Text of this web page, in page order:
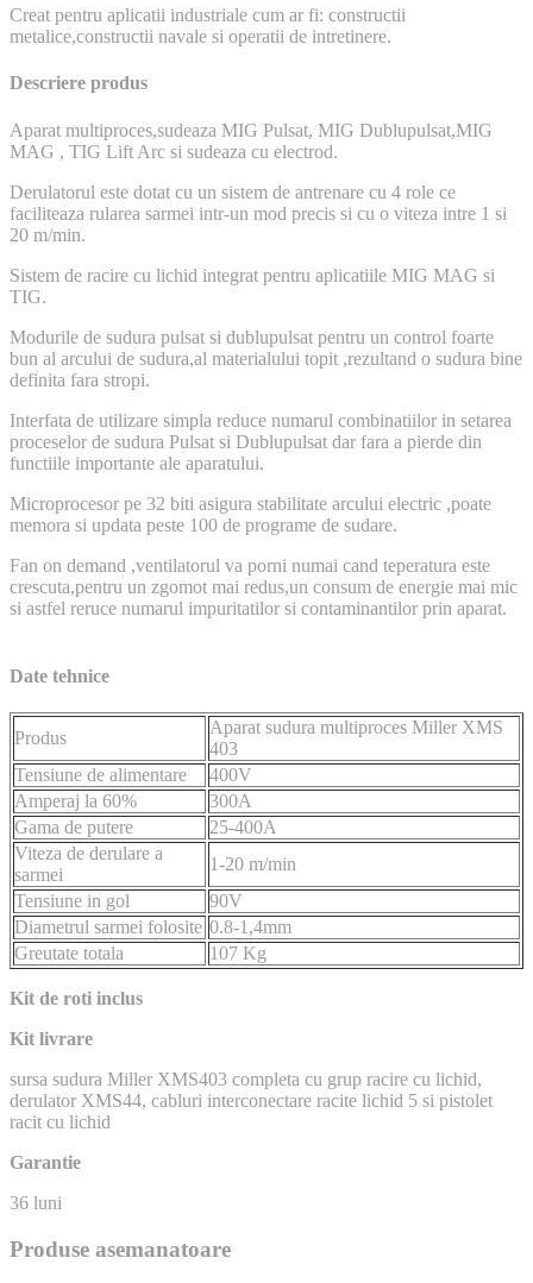
Creat pentru aplicatii industriale cum ar fi: constructii
metalice,constructii navale si operatii de intretinere.
Descriere produs
Aparat multiproces,sudeaza MIG Pulsat, MIG Dublupulsat,MIG
MAG , TIG Lift Arc si sudeaza cu electrod.
Derulatorul este dotat cu un sistem de antrenare cu 4 role ce
faciliteaza rularea sarmei intr-un mod precis si cu o viteza intre 1 si
20 m/min.
Sistem de racire cu lichid integrat pentru aplicatiile MIG MAG si
TIG.
Modurile de sudura pulsat si dublupulsat pentru un control foarte
bun al arcului de sudura,al materialului topit ,rezultand o sudura bine
definita fara stropi.
Interfata de utilizare simpla reduce numarul combinatiilor in setarea
proceselor de sudura Pulsat si Dublupulsat dar fara a pierde din
functiile importante ale aparatului.
Microprocesor pe 32 biti asigura stabilitate arcului electric ,poate
memora si updata peste 100 de programe de sudare.
Fan on demand ,ventilatorul va porni numai cand teperatura este
crescuta,pentru un zgomot mai redus,un consum de energie mai mic
si astfel reruce numarul impuritatilor si contaminantilor prin aparat.
Date tehnice
Produs
Aparat sudura multiproces Miller XMS
403
Tensiune de alimentare
400V
Amperaj la 60%
300A
Gama de putere
25-400A
Viteza de derulare a
sarmei
1-20 m/min
Tensiune in gol
90V
Diametrul sarmei folosite 0.8-1,4mm
Greutate totala
107 Kg
Kit de roti inclus
Kit livrare
sursa sudura Miller XMS403 completa cu grup racire cu lichid,
derulator XMS44, cabluri interconectare racite lichid 5 si pistolet
racit cu lichid
Garantie
36 luni
Produse asemanatoare